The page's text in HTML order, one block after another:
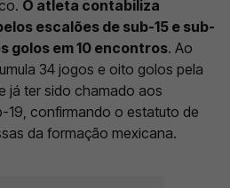
O atleta contabiliza
escalões de sub-15 e sub-
golos em 10 encontros. Ao
34 jogos e oito golos pela
já ter sido chamado aos
19, confirmando o estatuto de
da formação mexicana.